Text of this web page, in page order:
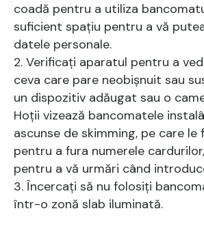
coadă pentru a utiliza
suficient spațiu pentru a vă
datele personale.
2. Verificați aparatul pentru a
ceva care pare neobișnuit sau
un dispozitiv adăugat sau o
Hoții vizează bancomatele
ascunse de skimming, pe care le
pentru a fura numerele
pentru a vă urmări când
3. Încercați să nu folosiți
într-o zonă slab iluminată.